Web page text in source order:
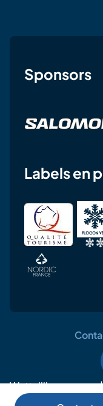
Sponsors
Labels en
Wettelijke
vermeldingen